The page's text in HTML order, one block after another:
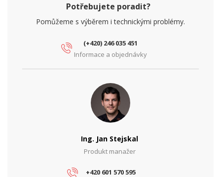
NAPÁJENÍ
PARAMETRY BEZDRÁT
GHz + 6 GHz
2x2
3x3
3x3
Potřebujete poradit?
Pomůžeme s výběrem i technickými problémy.
(+420) 246 035 451
Informace a objednávky
Ing. Jan Stejskal
Produkt manažer
+420 601 570 595